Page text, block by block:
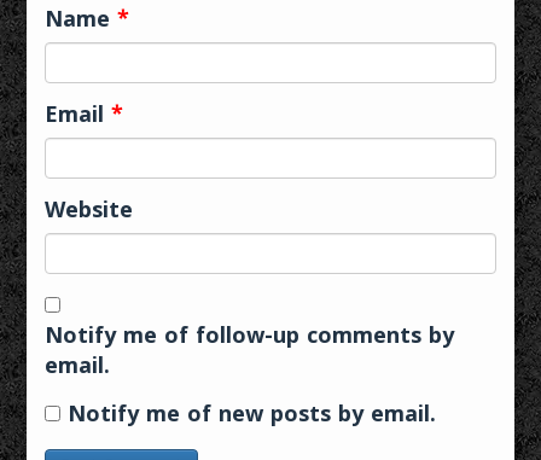
Name*
Email*
Website
Notify me of follow-up comments by
email.
Notify me of new posts by email.